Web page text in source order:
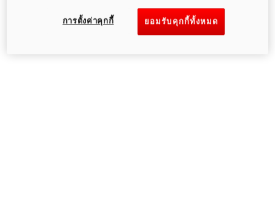
ยอมรับคุกกี้ทั้งหมด
การตั้งค่าคุกกี้